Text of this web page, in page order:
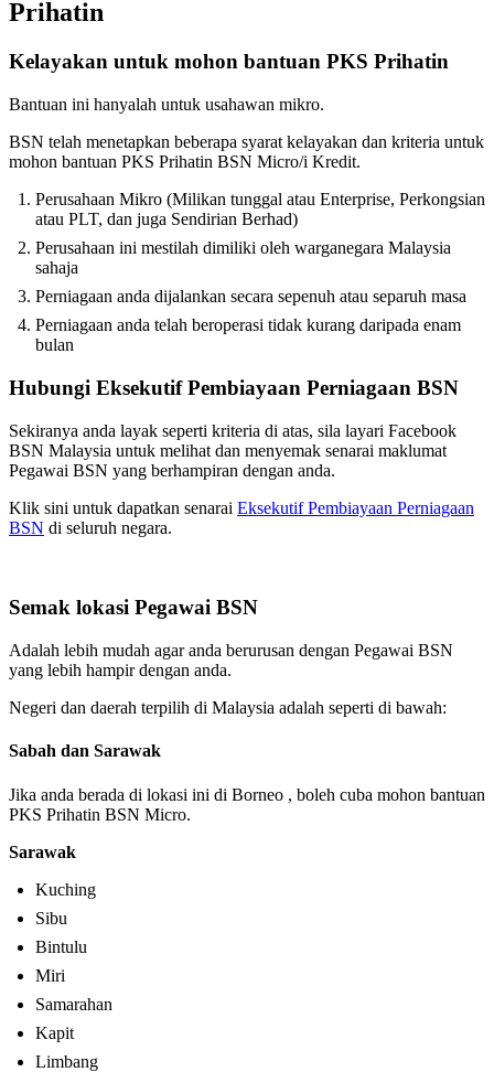
Prihatin
Kelayakan untuk mohon bantuan PKS Prihatin
Bantuan ini hanyalah untuk usahawan mikro.
BSN telah menetapkan beberapa syarat kelayakan dan kriteria untuk
mohon bantuan PKS Prihatin BSN Micro/i Kredit.
Perusahaan Mikro (Milikan tunggal atau Enterprise, Perkongsian
atau PLT, dan juga Sendirian Berhad)
Perusahaan ini mestilah dimiliki oleh warganegara Malaysia
sahaja
Perniagaan anda dijalankan secara sepenuh atau separuh masa
Perniagaan anda telah beroperasi tidak kurang daripada enam
bulan
Hubungi Eksekutif Pembiayaan Perniagaan BSN
Sekiranya anda layak seperti kriteria di atas, sila layari Facebook
BSN Malaysia untuk melihat dan menyemak senarai maklumat
Pegawai BSN yang berhampiran dengan anda.
Klik sini untuk dapatkan senarai Eksekutif Pembiayaan Perniagaan
BSN di seluruh negara.
Semak lokasi Pegawai BSN
Adalah lebih mudah agar anda berurusan dengan Pegawai BSN
yang lebih hampir dengan anda.
Negeri dan daerah terpilih di Malaysia adalah seperti di bawah:
Sabah dan Sarawak
Jika anda berada di lokasi ini di Borneo , boleh cuba mohon bantuan
PKS Prihatin BSN Micro.
Sarawak
Kuching
Sibu
Bintulu
Miri
Samarahan
Kapit
Limbang